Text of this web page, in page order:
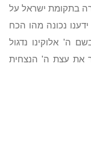
בתקומת ישראל על
נכונה מהו הכח
ה' אלוקינו נדגול
את עצת ה' הנצחית